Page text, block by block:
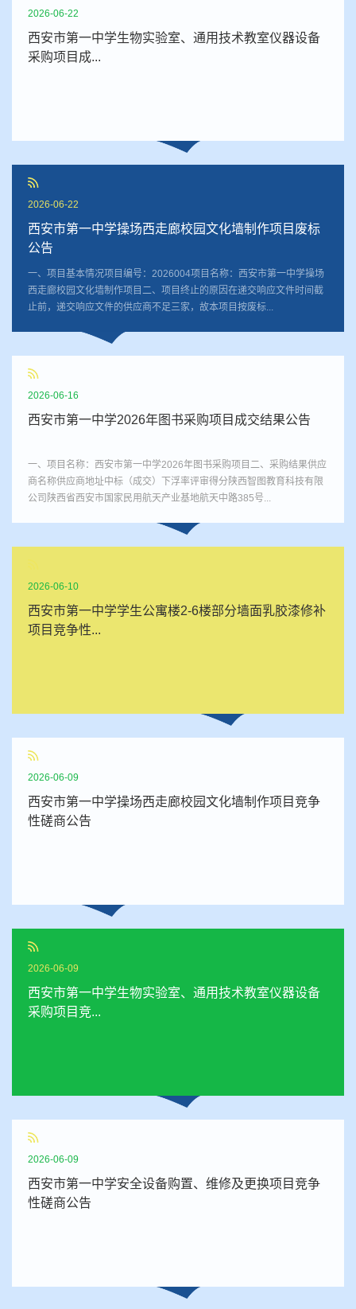
2026-06-22
西安市第一中学生物实验室、通用技术教室仪器设备
采购项目成...
2026-06-22
西安市第一中学操场西走廊校园文化墙制作项目废标
公告
一、项目基本情况项目编号：2026004项目名称：西安市第一中学操场
西走廊校园文化墙制作项目二、项目终止的原因在递交响应文件时间截
止前，递交响应文件的供应商不足三家，故本项目按废标...
2026-06-16
西安市第一中学2026年图书采购项目成交结果公告
一、项目名称：西安市第一中学2026年图书采购项目二、采购结果供应
商名称供应商地址中标（成交）下浮率评审得分陕西智图教育科技有限
公司陕西省西安市国家民用航天产业基地航天中路385号...
2026-06-10
西安市第一中学学生公寓楼2-6楼部分墙面乳胶漆修补
项目竞争性...
2026-06-09
西安市第一中学操场西走廊校园文化墙制作项目竞争
性磋商公告
2026-06-09
西安市第一中学生物实验室、通用技术教室仪器设备
采购项目竞...
2026-06-09
西安市第一中学安全设备购置、维修及更换项目竞争
性磋商公告